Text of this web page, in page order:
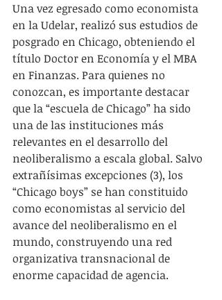
Una vez egresado como economista
en la Udelar, realizó sus estudios de
posgrado en Chicago, obteniendo el
título Doctor en Economía y el MBA
en Finanzas. Para quienes no
conozcan, es importante destacar
que la “escuela de Chicago” ha sido
una de las instituciones más
relevantes en el desarrollo del
neoliberalismo a escala global. Salvo
extrañísimas excepciones (3), los
“Chicago boys” se han constituido
como economistas al servicio del
avance del neoliberalismo en el
mundo, construyendo una red
organizativa transnacional de
enorme capacidad de agencia.